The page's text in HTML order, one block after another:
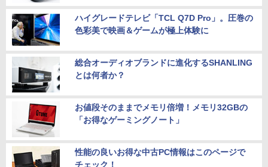
ハイグレードテレビ「TCL Q7D Pro」。圧巻の
色彩美で映画＆ゲームが極上体験に
総合オーディオブランドに進化するSHANLING
とは何者か？
お値段そのままでメモリ倍増！メモリ32GBの
「お得なゲーミングノート」
性能の良いお得な中古PC情報はこのページで
チェック！